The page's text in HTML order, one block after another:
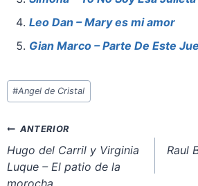
o
k
p n
Leo Dan – Mary es mi amor
Gian Marco – Parte De Este
Etiquetas
de
entrada:
#Angel de Cristal
Navegación
de
entradas
ANTERIOR
Hugo del Carril y Virginia
Luque – El patio de la
Raul